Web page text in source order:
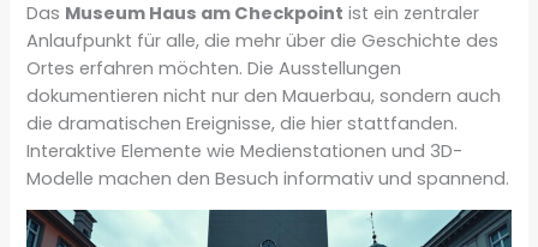
Das Museum Haus am Checkpoint ist ein zentraler
Anlaufpunkt für alle, die mehr über die Geschichte des
Ortes erfahren möchten. Die Ausstellungen
dokumentieren nicht nur den Mauerbau, sondern auch
die dramatischen Ereignisse, die hier stattfanden.
Interaktive Elemente wie Medienstationen und 3D-
Modelle machen den Besuch informativ und spannend.